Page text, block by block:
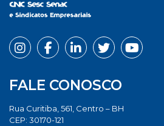
FALE CONOSCO
Rua Curitiba, 561, Centro – BH
CEP: 30170-121